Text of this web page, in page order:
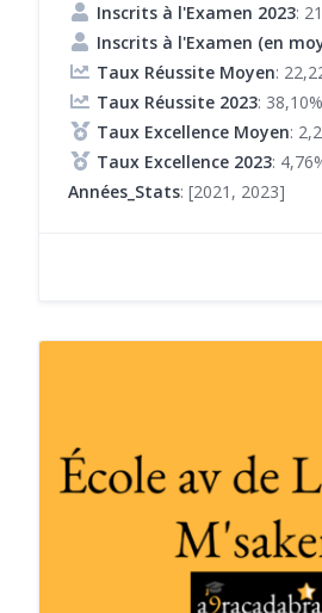
Inscrits à l'Examen 2023: 21
Inscrits à l'Examen (en
Taux Réussite Moyen:
Taux Réussite 2023: 38,10%
Taux Excellence Moyen:
Taux Excellence 2023:
Années_Stats: [2021, 2023]